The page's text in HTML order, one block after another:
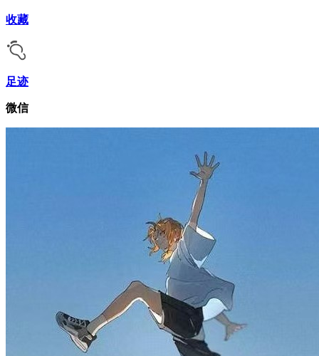
收藏
足迹
微信